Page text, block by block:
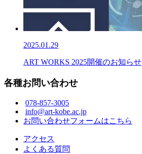
2025.01.29
ART WORKS 2025開催のお知らせ
各種お問い合わせ
078-857-3005
info@art-kobe.ac.jp
お問い合わせフォームはこちら
アクセス
よくある質問